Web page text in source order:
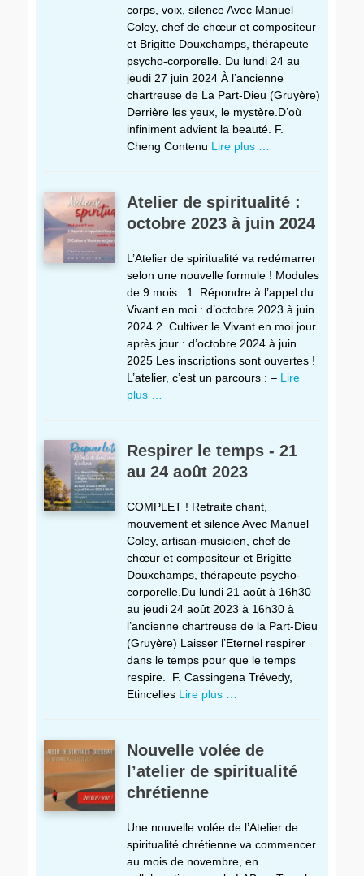
corps, voix, silence Avec Manuel
Coley, chef de chœur et compositeur
et Brigitte Douxchamps, thérapeute
psycho-corporelle. Du lundi 24 au
jeudi 27 juin 2024 À l’ancienne
chartreuse de La Part-Dieu (Gruyère)
Derrière les yeux, le mystère.D’où
infiniment advient la beauté. F.
Cheng Contenu Lire plus …
Atelier de spiritualité :
octobre 2023 à juin 2024
L’Atelier de spiritualité va redémarrer
selon une nouvelle formule ! Modules
de 9 mois : 1. Répondre à l’appel du
Vivant en moi : d’octobre 2023 à juin
2024 2. Cultiver le Vivant en moi jour
après jour : d’octobre 2024 à juin
2025 Les inscriptions sont ouvertes !
L’atelier, c’est un parcours : – Lire
plus …
Respirer le temps - 21
au 24 août 2023
COMPLET ! Retraite chant,
mouvement et silence Avec Manuel
Coley, artisan-musicien, chef de
chœur et compositeur et Brigitte
Douxchamps, thérapeute psycho-
corporelle.Du lundi 21 août à 16h30
au jeudi 24 août 2023 à 16h30 à
l’ancienne chartreuse de la Part-Dieu
(Gruyère) Laisser l’Eternel respirer
dans le temps pour que le temps
respire. F. Cassingena Trévedy,
Etincelles Lire plus …
Nouvelle volée de
l’atelier de spiritualité
chrétienne
Une nouvelle volée de l’Atelier de
spiritualité chrétienne va commencer
au mois de novembre, en